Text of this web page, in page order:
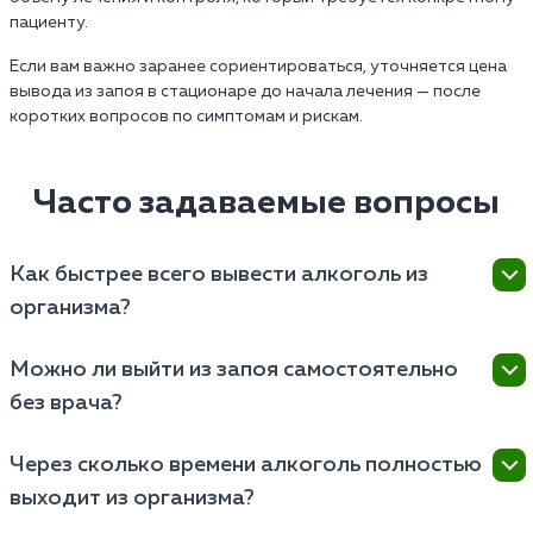
пациенту.
Если вам важно заранее сориентироваться, уточняется цена
вывода из запоя в стационаре до начала лечения — после
коротких вопросов по симптомам и рискам.
Часто задаваемые вопросы
Как быстрее всего вывести алкоголь из
организма?
этилового спирта и токсинов — это инфузионная
терапия (капельница). В домашних условиях
Обильное питье (минеральная вода, морсы).
Прием сорбентов (активированный уголь,
Можно ли выйти из запоя самостоятельно
без врача?
длился не более 2–3 дней и у человека нет
хронических заболеваний. В этом случае нужно:
Через сколько времени алкоголь полностью
выходит из организма?